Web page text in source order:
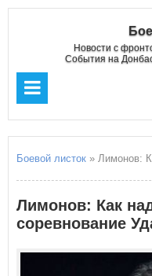
Новости с
События на
Боевой листок » Лимонов: Как
Лимонов: Как
соревнование